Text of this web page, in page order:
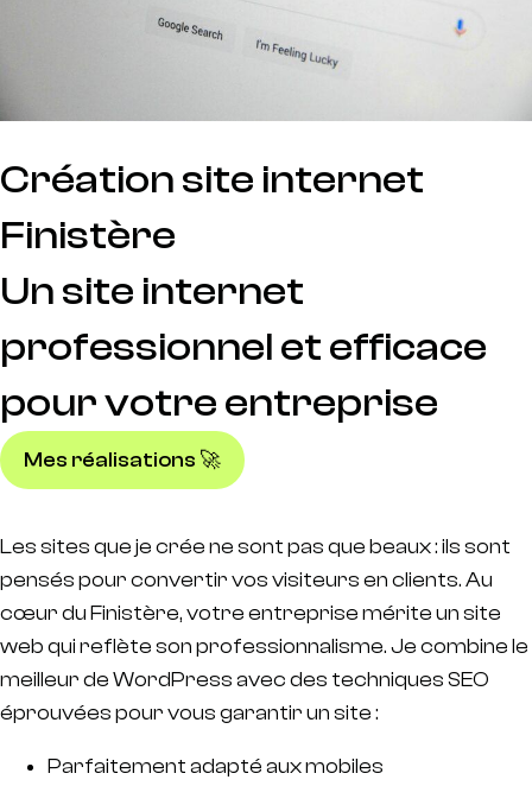
Création site internet
Finistère
Un site internet
professionnel et efficace
pour votre entreprise
Mes réalisations 🚀
Les sites que je crée ne sont pas que beaux : ils sont
pensés pour convertir vos visiteurs en clients. Au
cœur du Finistère, votre entreprise mérite un site
web qui reflète son professionnalisme. Je combine le
meilleur de WordPress avec des techniques SEO
éprouvées pour vous garantir un site :
Parfaitement adapté aux mobiles